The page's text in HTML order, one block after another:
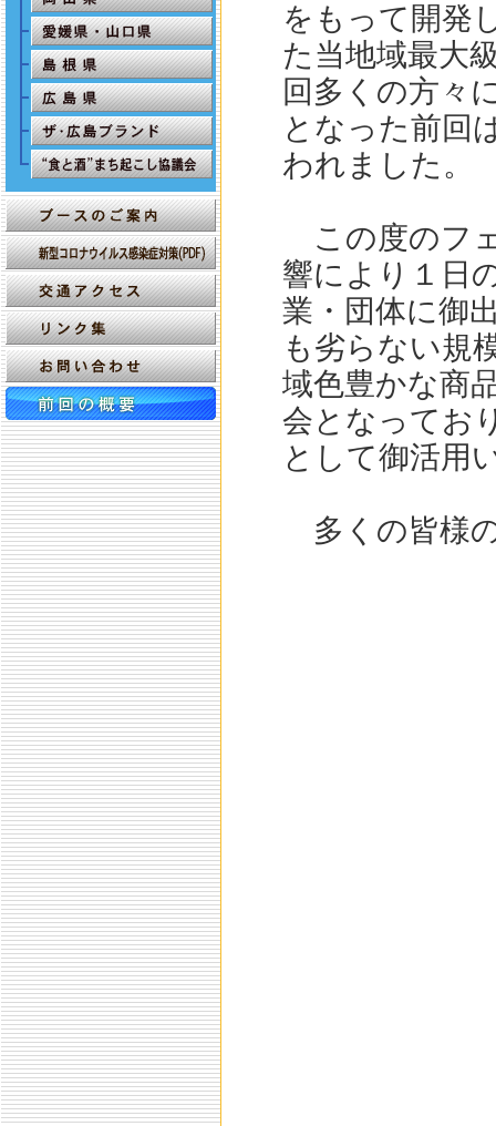
をもって開発
た当地域最大
回多くの方々
となった前回
われました。
この度のフ
響により１日
業・団体に御
も劣らない規
域色豊かな商
会となってお
として御活用
多くの皆様